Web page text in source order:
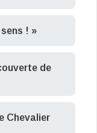
! »
de
Chevalier